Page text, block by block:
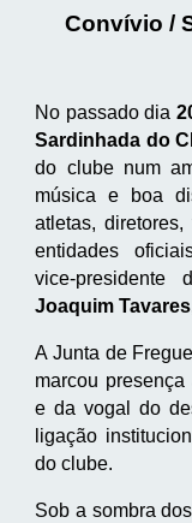
Convívio /
No passado dia
Sardinhada do
do clube num
música e boa
atletas,
entidades
Joaquim Tavares
A Junta de
marcou
e da vogal do
ligação
do clube.
Sob a sombra